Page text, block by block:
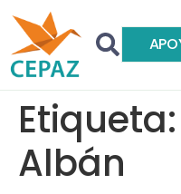
Etiqueta:
Albán